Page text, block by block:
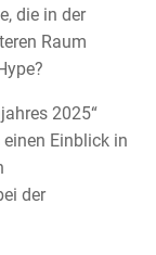
die in der
Raum
2025“
Einblick in
der